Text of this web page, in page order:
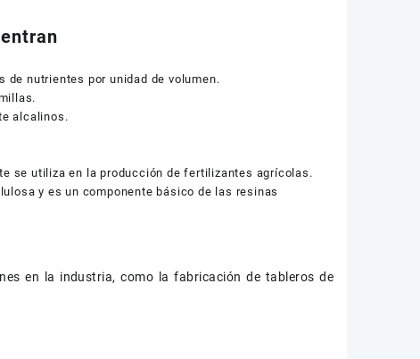
de nutrientes por unidad de volumen.
alcalinos.
se utiliza en la producción de fertilizantes agrícolas.
y es un componente básico de las resinas
en la industria, como la fabricación de tableros de